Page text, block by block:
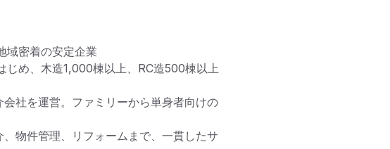
域密着の安定企業
め、木造1,000棟以上、RC造500棟以上
社を運営。ファミリーから単身者向けの
物件管理、リフォームまで、一貫したサ